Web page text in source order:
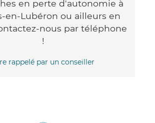
en perte d'autonomie à
en-Lubéron ou ailleurs en
nous par téléphone
!
rappelé par un conseiller